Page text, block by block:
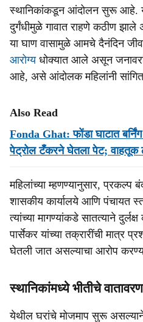
स्थानिकांकडून आंदोलन सुरू आहे.
दुर्गंधीमुळे गावात राहणे कठीण
या घाण वासामुळे आमचे दैनंदिन
आरोग्य धोक्यात आले असून
आहे, असे आंदोलक महिलांनी
Also Read
Fonda Ghat: फोंडा घाटात
पेट्रोल टँकरने घेतला पेट; वाहतूक
महिलांच्या म्हणण्यानुसार, प्रकल्प
शासकीय कार्यालये आणि पंचायत
त्यांच्या मागण्यांकडे सातत्याने
पार्सेकर यांच्या तक्रारींची मात्र
घेतली जात असल्याचा आरोप
स्थानिकांमध्ये भीतीचे वातावरण
येथील घरांचे मोजमाप सुरू